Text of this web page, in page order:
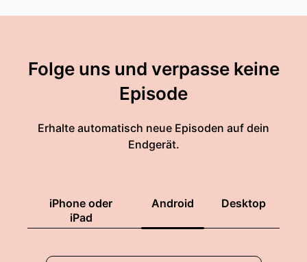
Folge uns und verpasse keine
Episode
Erhalte automatisch neue Episoden auf dein
Endgerät.
iPhone oder
iPad
Android Desktop